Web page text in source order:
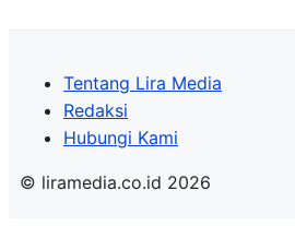
Tentang Lira Media
Redaksi
Hubungi Kami
© liramedia.co.id 2026